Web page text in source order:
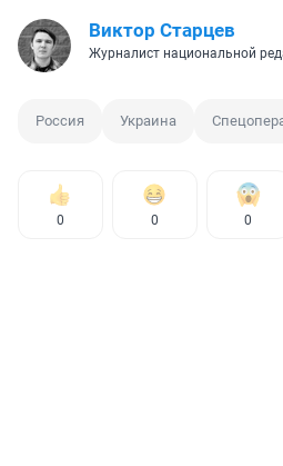
Виктор Старцев
Журналист национальной
Россия Украина
0 0 0